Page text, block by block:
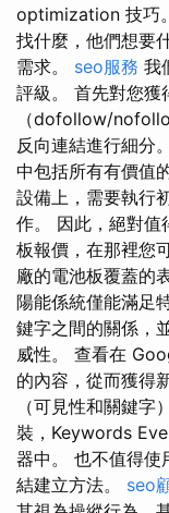
optimization 技巧
找什麼，他們想要
需求。 seo服務 我
評級。 首先對您獲
（dofollow/
反向連結進行細分
中包括所有有價值
設備上，需要執行
作。 因此，絕對值
板報價，在那裡您
廠的電池板覆蓋的
陽能係統僅能滿足
鍵字之間的關係，
威性。 查看在
的內容，從而獲得
（可見性和關鍵
裝，Keywords
器中。 也不值得使
結建立方法。 seo